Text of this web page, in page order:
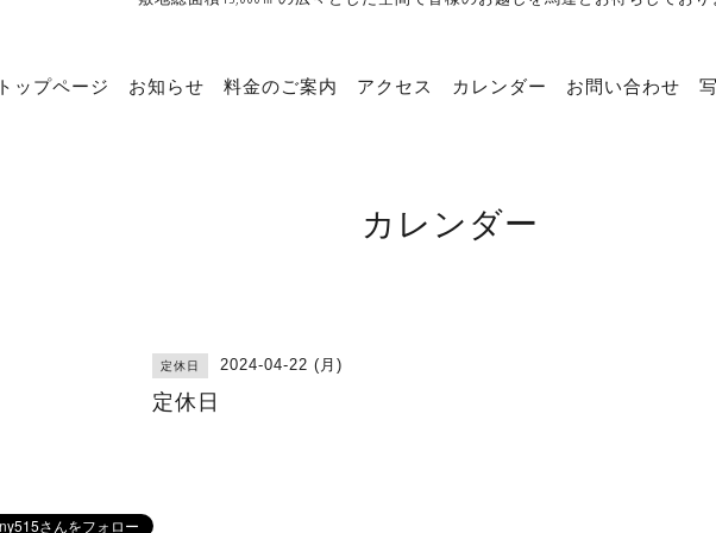
トップページ お知らせ 料金のご案内 アクセス カレンダー お問い合わせ
カレンダー
定休日 2024-04-22 (月)
定休日